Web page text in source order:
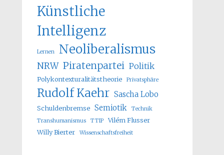
Künstliche
Intelligenz
Lernen Neoliberalismus
NRW Piratenpartei Politik
Polykontexturalitätstheorie Privatsphäre
Rudolf Kaehr Sascha Lobo
Schuldenbremse Semiotik
Technik
Transhumanismus
TTIP
Vilém Flusser
Willy Bierter
Wissenschaftsfreiheit